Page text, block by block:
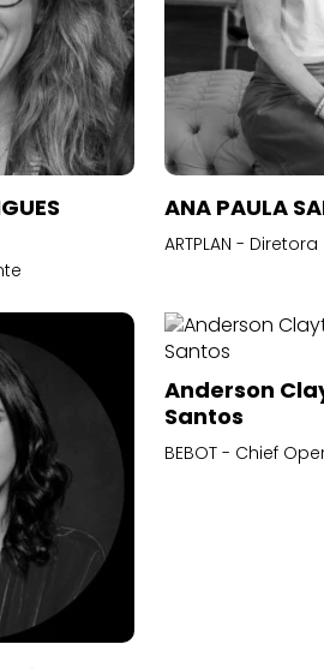
ANA PAULA
ARTPLAN -
Anderson
Santos
BEBOT - Chief